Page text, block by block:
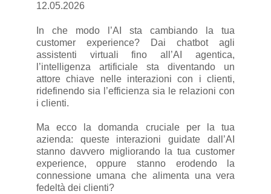
12.05.2026
In che modo l’AI sta cambiando la tua
customer experience? Dai chatbot agli
assistenti virtuali fino all’AI agentica,
l’intelligenza artificiale sta diventando un
attore chiave nelle interazioni con i clienti,
ridefinendo sia l’efficienza sia le relazioni con
i clienti.
Ma ecco la domanda cruciale per la tua
azienda: queste interazioni guidate dall’AI
stanno davvero migliorando la tua customer
experience, oppure stanno erodendo la
connessione umana che alimenta una vera
fedeltà dei clienti?